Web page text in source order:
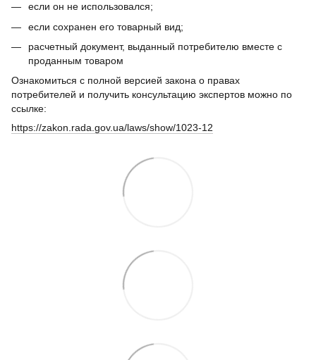
если он не использовался;
если сохранен его товарный вид;
расчетный документ, выданный потребителю вместе с
проданным товаром
Ознакомиться с полной версией закона о правах
потребителей и получить консультацию экспертов можно по
ссылке:
https://zakon.rada.gov.ua/laws/show/1023-12